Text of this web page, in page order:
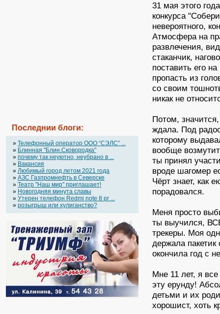
Последнии блоги:
» Телефонный оператор OOO “СЭЛС” ...
» Блинная "Блин.Сковородка"
» почему так неуютно, неубрано в ...
» Вакансия
» Любимый город летом 2021 года
» АЗС Газпромнефть в Северске
» Театр "Наш мир" приглашает!
» Новогодняя минута славы
» Утерен телефон Redmi note 8 pr ...
» розыгрыш или хулиганство?
31 мая этого
конкурса
невероятного,
Атмосфера на
развлечения,
стаканчик,
поставить его
пропасть из
со своим
никак не
Потом,
ждала. Под
которому
вообще
ты принял
вроде шагомер
Чёрт знает, как
порадовался.
Меня просто
ты выучился,
трекеры. Моя
держала
окончила год с
Мне 11 лет, я
эту ерунду!
детьми и их
хорошист, хоть